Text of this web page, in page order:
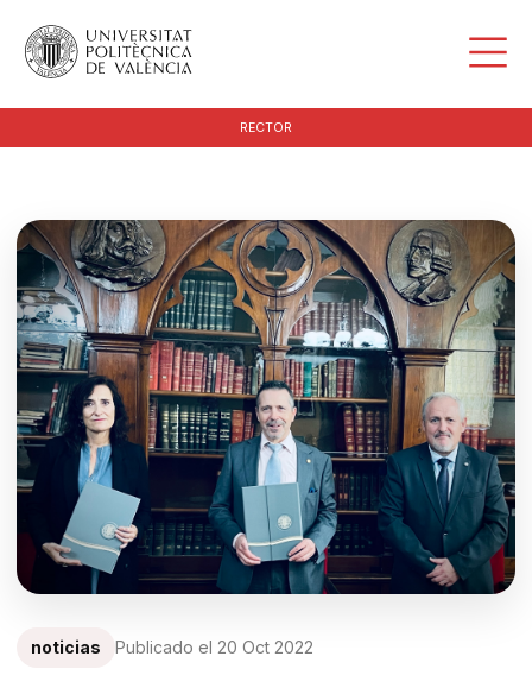
RECTOR
noticias Publicado el 20 Oct 2022